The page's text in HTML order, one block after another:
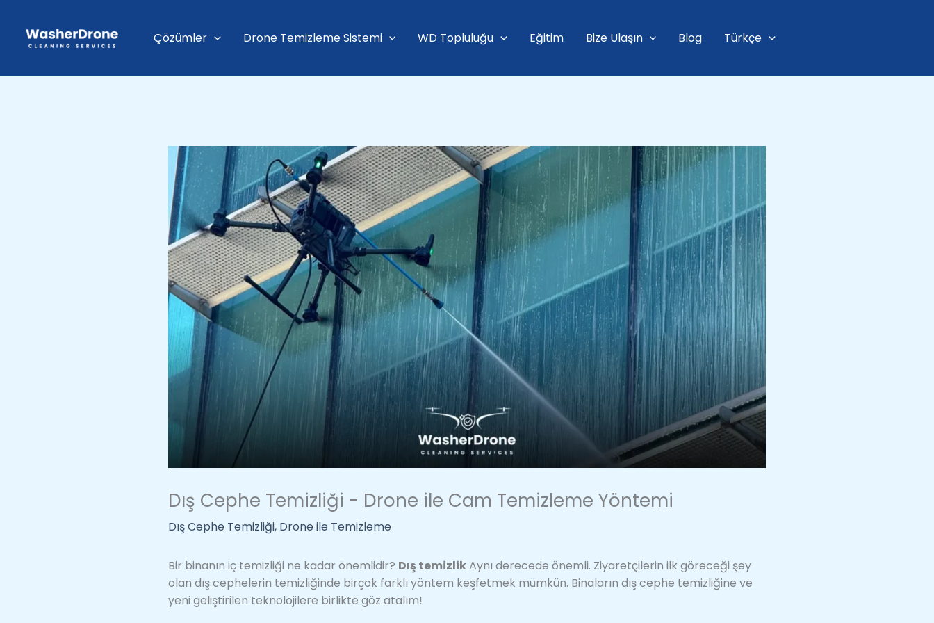
Çözümler Drone Temizleme Sistemi WD Topluluğu Eğitim Bize Ulaşın Blog Türkçe
Dış Cephe Temizliği - Drone ile Cam Temizleme Yöntemi
Dış Cephe Temizliği, Drone ile Temizleme
Bir binanın iç temizliği ne kadar önemlidir? Dış temizlikAynı derecede önemli. Ziyaretçilerin ilk göreceği şey
olan dış cephelerin temizliğinde birçok farklı yöntem keşfetmek mümkün. Binaların dış cephe temizliğine ve
yeni geliştirilen teknolojilere birlikte göz atalım!